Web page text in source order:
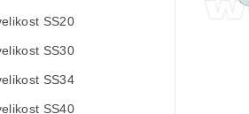
SS20
SS30
SS34
SS40